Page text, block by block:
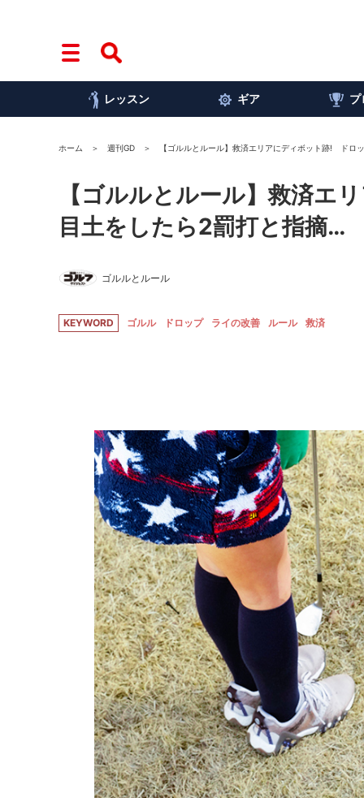
レッスン ギア プ
ホーム 週刊GD 【ゴルルとルール】救済エリアにディボット跡! ドロ
【ゴルルとルール】救済
目土をしたら2罰打と指摘…
ゴルルとルール
KEYWORD ゴルル ドロップ ライの改善 ルール 救済